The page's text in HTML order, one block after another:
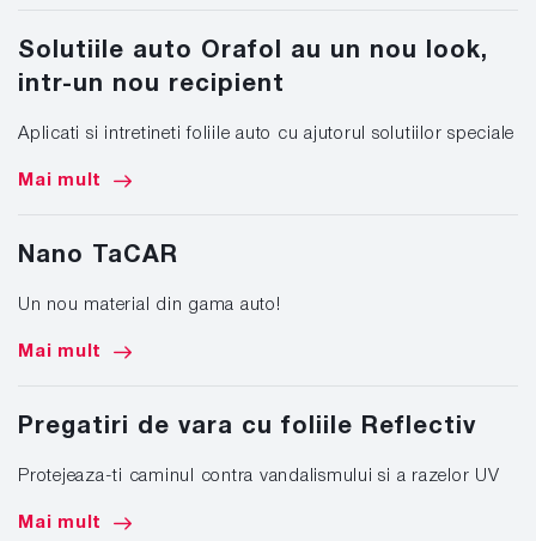
Solutiile auto Orafol au un nou look,
intr-un nou recipient
Aplicati si intretineti foliile auto cu ajutorul solutiilor speciale
Mai mult
Nano TaCAR
Un nou material din gama auto!
Mai mult
Pregatiri de vara cu foliile Reflectiv
Protejeaza-ti caminul contra vandalismului si a razelor UV
Mai mult